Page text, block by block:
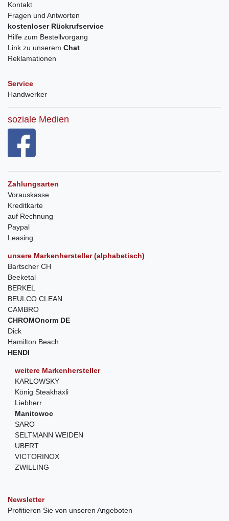
Kontakt
Fragen und Antworten
kostenloser Rückrufservice
Hilfe zum Bestellvorgang
Link zu unserem Chat
Reklamationen
Service
Handwerker
soziale Medien
Zahlungsarten
Vorauskasse
Kreditkarte
auf Rechnung
Paypal
Leasing
unsere Markenhersteller (alphabetisch)
Bartscher CH
Beeketal
BERKEL
BEULCO CLEAN
CAMBRO
CHROMOnorm DE
Dick
Hamilton Beach
HENDI
weitere Markenhersteller
KARLOWSKY
König Steakhäxli
Liebherr
Manitowoc
SARO
SELTMANN WEIDEN
UBERT
VICTORINOX
ZWILLING
Newsletter
Profitieren Sie von unseren Angeboten